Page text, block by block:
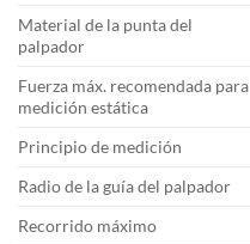
Material de la punta del
palpador
Fuerza máx. recomendada para
medición estática
Principio de medición
Radio de la guía del palpador
Recorrido máximo